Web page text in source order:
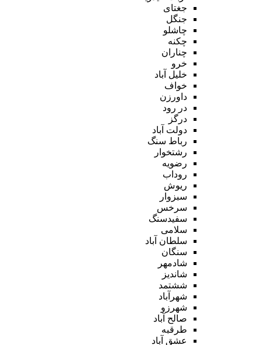
جغتای
جنگل
چاشلو
چکنه
چناران
خرو
خلیل آباد
خواف
داورزن
در رود
درگز
دولت آباد
رباط سنگ
رشتخوار
رضویه
روداب
ریوش
سبزوار
سرخس
سفیدسنگ
سلامی
سلطان آباد
سنگان
شادمهر
شاندیز
ششتمد
شهرآباد
شهرزو
صالح آباد
طرقبه
عشق آباد